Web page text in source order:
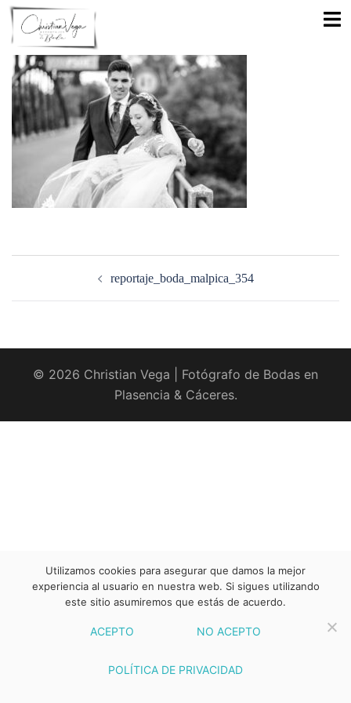
Saltar
contenido
reportaje_boda_malpica_354
© 2026 Christian Vega | Fotógrafo de Bodas en
Plasencia & Cáceres.
Utilizamos cookies para asegurar que damos la mejor
experiencia al usuario en nuestra web. Si sigues utilizando
este sitio asumiremos que estás de acuerdo.
ACEPTO NO ACEPTO
POLÍTICA DE PRIVACIDAD